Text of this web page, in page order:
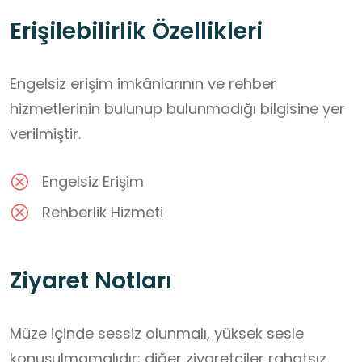
Erişilebilirlik Özellikleri
Engelsiz erişim imkânlarının ve rehber
hizmetlerinin bulunup bulunmadığı bilgisine yer
verilmiştir.
Engelsiz Erişim
Rehberlik Hizmeti
Ziyaret Notları
Müze içinde sessiz olunmalı, yüksek sesle